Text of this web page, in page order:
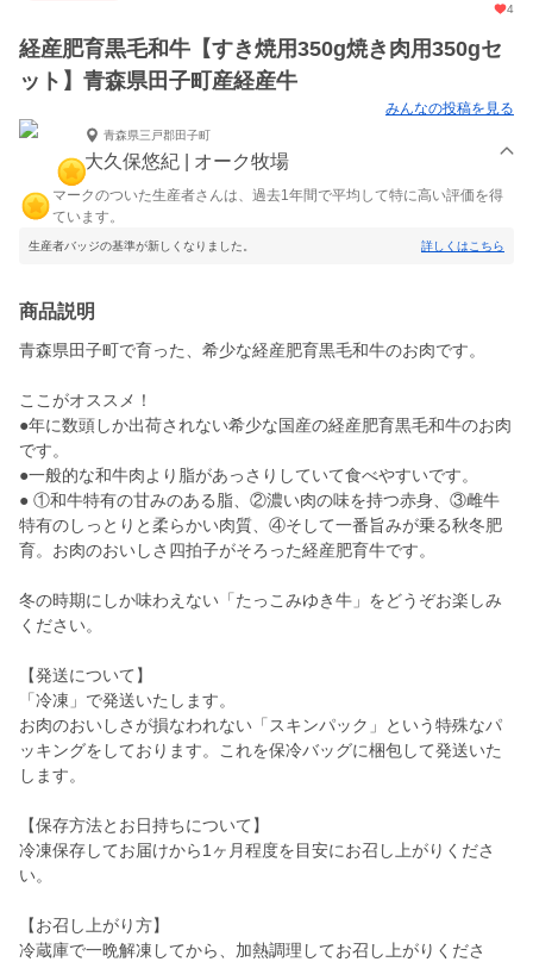
4
経産肥育黒毛和牛【すき焼用350g焼き肉用350gセ
ット】青森県田子町産経産牛
みんなの投稿を見る
青森県三戸郡田子町
大久保悠紀 | オーク牧場
マークのついた生産者さんは、過去1年間で平均して特に高い評価を得
ています。
生産者バッジの基準が新しくなりました。 詳しくはこちら
商品説明
青森県田子町で育った、希少な経産肥育黒毛和牛のお肉です。
ここがオススメ！
●年に数頭しか出荷されない希少な国産の経産肥育黒毛和牛のお肉
です。
●一般的な和牛肉より脂があっさりしていて食べやすいです。
● ①和牛特有の甘みのある脂、②濃い肉の味を持つ赤身、③雌牛
特有のしっとりと柔らかい肉質、④そして一番旨みが乗る秋冬肥
育。お肉のおいしさ四拍子がそろった経産肥育牛です。
冬の時期にしか味わえない「たっこみゆき牛」をどうぞお楽しみ
ください。
【発送について】
「冷凍」で発送いたします。
お肉のおいしさが損なわれない「スキンパック」という特殊なパ
ッキングをしております。これを保冷バッグに梱包して発送いた
します。
【保存方法とお日持ちについて】
冷凍保存してお届けから1ヶ月程度を目安にお召し上がりくださ
い。
【お召し上がり方】
冷蔵庫で一晩解凍してから、加熱調理してお召し上がりくださ